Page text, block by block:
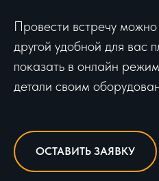
Провести встречу
другой удобной для вас
показать в онлайн
детали своим
ОСТАВИТЬ ЗАЯВКУ